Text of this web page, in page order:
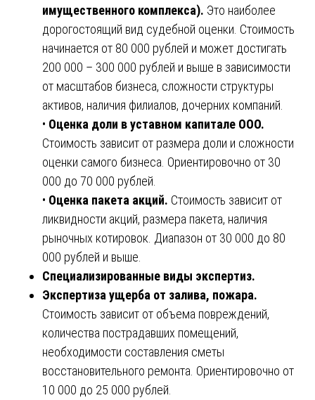
имущественного комплекса). Это наиболее
дорогостоящий вид судебной оценки. Стоимость
начинается от 80 000 рублей и может достигать
200 000 – 300 000 рублей и выше в зависимости
от масштабов бизнеса, сложности структуры
активов, наличия филиалов, дочерних компаний.
• Оценка доли в уставном капитале ООО.
Стоимость зависит от размера доли и сложности
оценки самого бизнеса. Ориентировочно от 30
000 до 70 000 рублей.
• Оценка пакета акций. Стоимость зависит от
ликвидности акций, размера пакета, наличия
рыночных котировок. Диапазон от 30 000 до 80
000 рублей и выше.
Специализированные виды экспертиз.
Экспертиза ущерба от залива, пожара.
Стоимость зависит от объема повреждений,
количества пострадавших помещений,
необходимости составления сметы
восстановительного ремонта. Ориентировочно от
10 000 до 25 000 рублей.